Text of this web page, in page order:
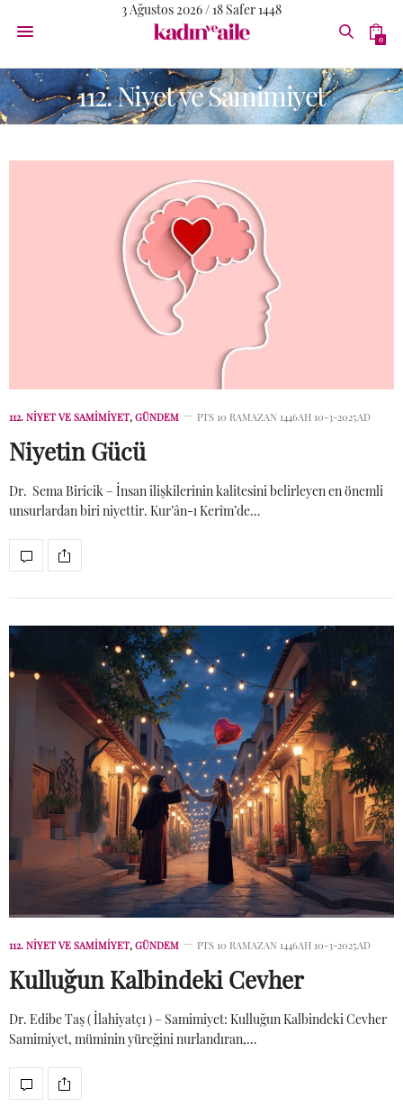
3 Ağustos 2026 / 18 Safer 1448
0
112. Niyet ve Samimiyet
112. NIYET VE SAMIMIYET, GÜNDEM PTS 10 RAMAZAN 1446AH 10-3-2025AD
Niyetin Gücü
Dr. Sema Biricik – İnsan ilişkilerinin kalitesini belirleyen en önemli
unsurlardan biri niyettir. Kur’ân-ı Kerîm’de…
112. NIYET VE SAMIMIYET, GÜNDEM PTS 10 RAMAZAN 1446AH 10-3-2025AD
Kulluğun Kalbindeki Cevher
Dr. Edibe Taş ( İlahiyatçı ) – Samimiyet: Kulluğun Kalbindeki Cevher
Samimiyet, müminin yüreğini nurlandıran,…